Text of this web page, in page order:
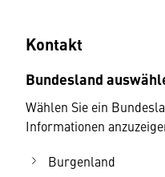
Kontakt
Bundesland
Wählen Sie ein
Informationen
Burgenland